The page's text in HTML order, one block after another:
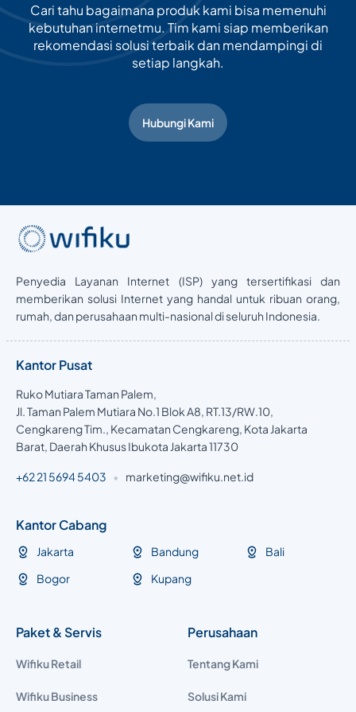
Cari tahu bagaimana produk kami bisa memenuhi
kebutuhan internetmu. Tim kami siap memberikan
rekomendasi solusi terbaik dan mendampingi di
setiap langkah.
Hubungi Kami
Penyedia Layanan Internet (ISP) yang tersertifikasi dan
memberikan solusi Internet yang handal untuk ribuan orang,
rumah, dan perusahaan multi-nasional di seluruh Indonesia.
Kantor Pusat
Ruko Mutiara Taman Palem,
Jl. Taman Palem Mutiara No.1 Blok A8, RT.13/RW.10,
Cengkareng Tim., Kecamatan Cengkareng, Kota Jakarta
Barat, Daerah Khusus Ibukota Jakarta 11730
+62 21 5694 5403 • marketing@wifiku.net.id
Kantor Cabang
Jakarta
Bogor
Bandung
Kupang
Bali
Paket & Servis
Wifiku Retail
Wifiku Business
Perusahaan
Tentang Kami
Solusi Kami